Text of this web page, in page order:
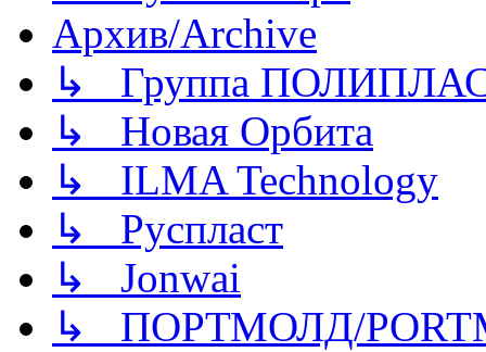
Архив/Archive
↳ Группа
↳ Новая Орбита
↳ ILMA Technology
↳ Руспласт
↳ Jonwai
↳ ПОРТМОЛД/